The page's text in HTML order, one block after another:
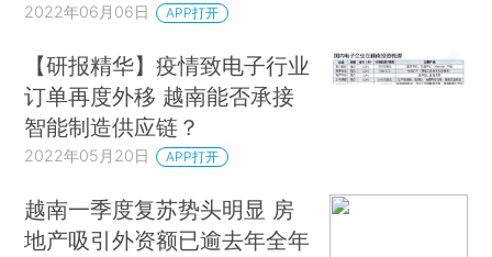
2022年06月06日 APP打开
【研报精华】疫情致电子行业
订单再度外移 越南能否承接
智能制造供应链？
2022年05月20日 APP打开
越南一季度复苏势头明显 房
地产吸引外资额已逾去年全年